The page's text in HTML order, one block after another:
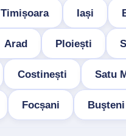
Timișoara Iași
Arad Ploiești
Costinești Satu
Focșani Buşteni